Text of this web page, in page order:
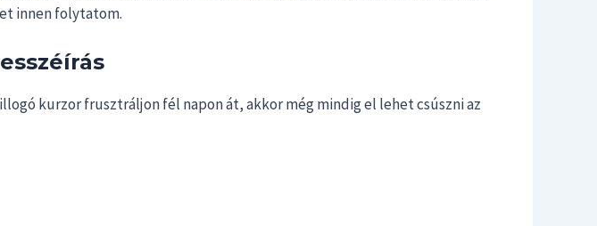
innen folytatom.
kurzor frusztráljon fél napon át, akkor még mindig el lehet csúszni az